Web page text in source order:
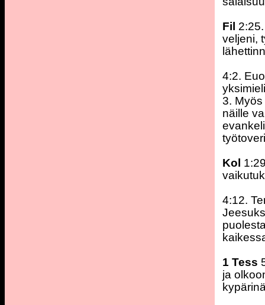
Fil
veljeni,
4:2.
3.
näille
Kol
4:12.
1 Tess
ja